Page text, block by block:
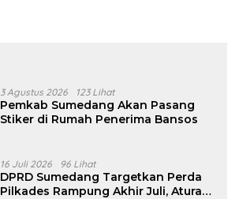
3 Agustus 2026 123 Lihat
Pemkab Sumedang Akan Pasang
Stiker di Rumah Penerima Bansos
16 Juli 2026 96 Lihat
DPRD Sumedang Targetkan Perda
Pilkades Rampung Akhir Juli, Aturan